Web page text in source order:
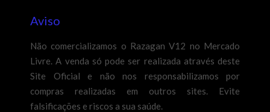
Aviso
Não comercializamos o Razagan V12 no Mercado
Livre. A venda só pode ser realizada através deste
Site Oficial e não nos responsabilizamos por
compras realizadas em outros sites. Evite
falsificações e riscos a sua saúde.